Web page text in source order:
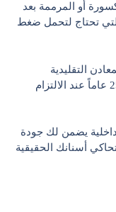
أو المرممة بعد
تحتاج لتحمل ضغط
التقليدية
فحسب، بل يوفر استدامة تمتد من 10 إلى 25 عاماً عند الالتزام
داخلية يضمن لك جودة
أسنانك الحقيقية